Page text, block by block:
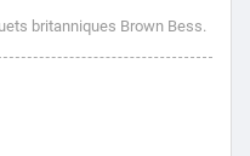
britanniques Brown Bess.